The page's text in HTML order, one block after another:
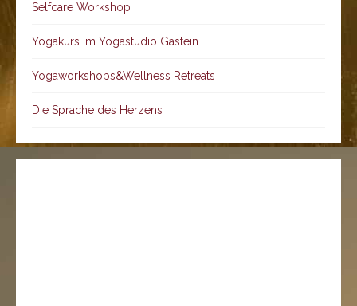
Selfcare Workshop
Yogakurs im Yogastudio Gastein
Yogaworkshops&Wellness Retreats
Die Sprache des Herzens